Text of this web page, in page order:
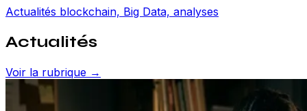
Actualités blockchain, Big Data, analyses
Actualités
Voir la rubrique →